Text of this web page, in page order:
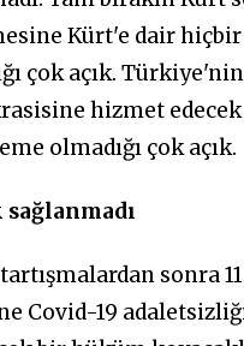
Kürt'e dair hiçbir
çok açık. Türkiye'nin
hizmet
olmadığı çok açık.
sonra
Covid-19